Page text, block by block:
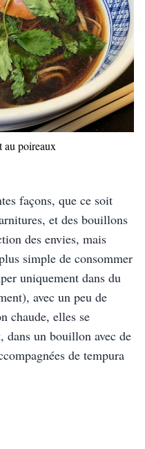
au poireaux
façons, que ce soit
et des bouillons
des envies, mais
simple de consommer
uniquement dans du
avec un peu de
chaude, elles se
dans un bouillon avec de
de tempura